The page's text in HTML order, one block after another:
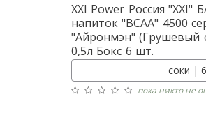
XXI Power Россия "XXI"
напиток "BCAA" 4500
"Айронмэн" (Грушевый
0,5л Бокс 6 шт.
соки |
пока никто не